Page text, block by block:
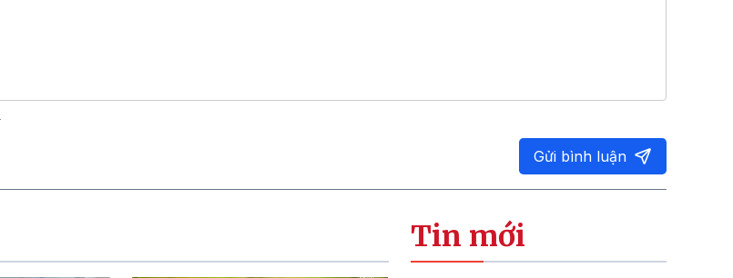
Gửi bình luận
Tin mới